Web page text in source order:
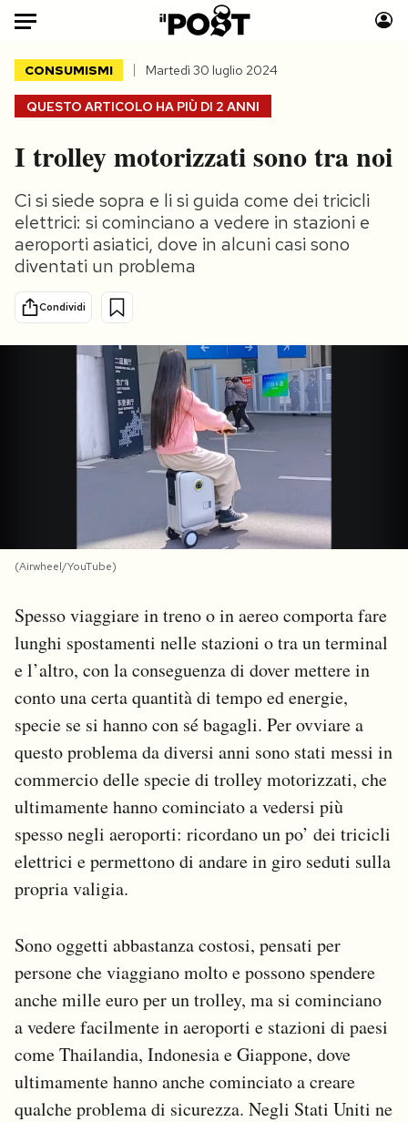
Auto
HOME
Italia
Mondo
Politica
Tecnologia
Internet
Cultura
Moda
Consumismi
Storie/Idee
Mondiali calcio 2026
PODCAST
I MIEI PREFERITI
SHOP
CALENDARIO
AREA PERSONALE
Area Personale
Newsletter
Notifiche mobile
Regala il Post
QUESTO ARTICOLO HA PIÙ DI 2 ANNI
CONSUMISMI Martedì 30 luglio 2024
I trolley motorizzati sono tra noi
Ci si siede sopra e li si guida come dei tricicli
elettrici: si cominciano a vedere in stazioni e
aeroporti asiatici, dove in alcuni casi sono
diventati un problema
Condividi
(Airwheel/YouTube)
Spesso viaggiare in treno o in aereo comporta fare
lunghi spostamenti nelle stazioni o tra un terminal
e l’altro, con la conseguenza di dover mettere in
conto una certa quantità di tempo ed energie,
specie se si hanno con sé bagagli. Per ovviare a
questo problema da diversi anni sono stati messi in
commercio delle specie di trolley motorizzati, che
ultimamente hanno cominciato a vedersi più
spesso negli aeroporti: ricordano un po’ dei tricicli
elettrici e permettono di andare in giro seduti sulla
propria valigia.
Sono oggetti abbastanza costosi, pensati per
persone che viaggiano molto e possono spendere
anche mille euro per un trolley, ma si cominciano
a vedere facilmente in aeroporti e stazioni di paesi
come Thailandia, Indonesia e Giappone, dove
ultimamente hanno anche cominciato a creare
qualche problema di sicurezza. Negli Stati Uniti ne